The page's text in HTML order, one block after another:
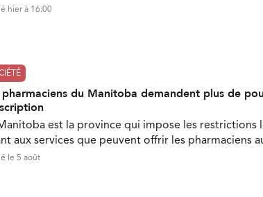
hier à 16:00
pharmaciens du Manitoba demandent plus de
est la province qui impose les restrictions
aux services que peuvent offrir les pharmaciens
le 5 août